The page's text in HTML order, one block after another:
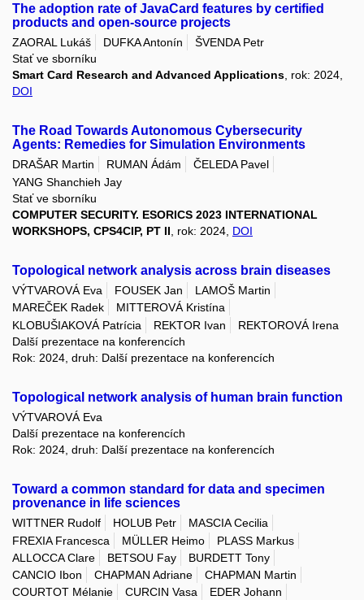
The adoption rate of JavaCard features by certified
products and open-source projects
ZAORAL Lukáš DUFKA Antonín
ŠVENDA Petr
Stať ve sborníku
Smart Card Research and Advanced Applications , rok: 2024,
DOI
The Road Towards Autonomous Cybersecurity
Agents: Remedies for Simulation Environments
DRAŠAR Martin RUMAN Ádám
ČELEDA Pavel
YANG Shanchieh Jay
Stať ve sborníku
COMPUTER SECURITY. ESORICS 2023 INTERNATIONAL
WORKSHOPS, CPS4CIP, PT II , rok: 2024, DOI
Topological network analysis across brain diseases
VÝTVAROVÁ Eva FOUSEK Jan
LAMOŠ Martin
MAREČEK Radek
MITTEROVÁ Kristína
KLOBUŠIAKOVÁ Patrícia
REKTOR Ivan
REKTOROVÁ Irena
Další prezentace na konferencích
Rok: 2024, druh: Další prezentace na konferencích
Topological network analysis of human brain function
VÝTVAROVÁ Eva
Další prezentace na konferencích
Rok: 2024, druh: Další prezentace na konferencích
Toward a common standard for data and specimen
provenance in life sciences
WITTNER Rudolf HOLUB Petr
MASCIA Cecilia
FREXIA Francesca
MÜLLER Heimo
PLASS Markus
ALLOCCA Clare
BETSOU Fay
BURDETT Tony
CANCIO Ibon
CHAPMAN Adriane
CHAPMAN Martin
COURTOT Mélanie
CURCIN Vasa
EDER Johann